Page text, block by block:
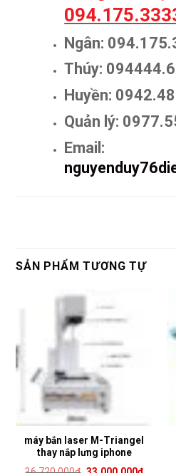
Ngân:
Thúy:
Huyền:
Quản lý:
Email:
SẢN PHẨM TƯƠNG TỰ
máy bắn laser M-Triangel
thay nắp lưng iphone